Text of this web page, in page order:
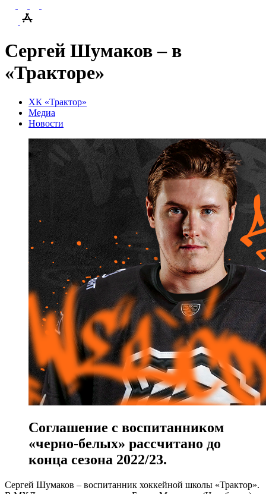
Сергей Шумаков – в
«Тракторе»
ХК «Трактор»
Медиа
Новости
Соглашение с воспитанником
«черно-белых» рассчитано до
конца сезона 2022/23.
Сергей Шумаков – воспитанник хоккейной школы «Трактор».